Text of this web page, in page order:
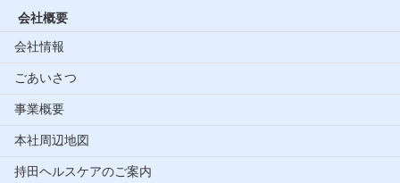
会社概要
会社情報
ごあいさつ
事業概要
本社周辺地図
持田ヘルスケアのご案内